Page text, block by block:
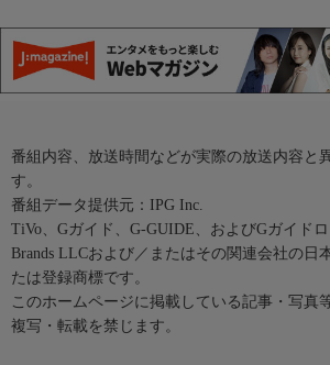
番組内容、放送時間などが実際の放送内容と
す。
番組データ提供元：IPG Inc.
TiVo、Gガイド、G-GUIDE、およびGガイド
Brands LLCおよび／またはその関連会社の日
たは登録商標です。
このホームページに掲載している記事・写真
複写・転載を禁じます。